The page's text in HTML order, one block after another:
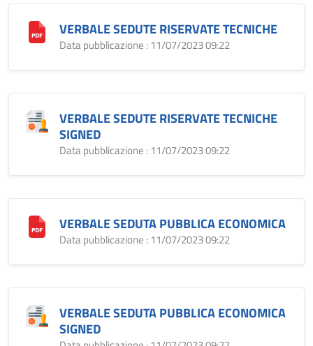
VERBALE SEDUTE RISERVATE TECNICHE
Data pubblicazione : 11/07/2023 09:22
VERBALE SEDUTE RISERVATE TECNICHE
SIGNED
Data pubblicazione : 11/07/2023 09:22
VERBALE SEDUTA PUBBLICA ECONOMICA
Data pubblicazione : 11/07/2023 09:22
VERBALE SEDUTA PUBBLICA ECONOMICA
SIGNED